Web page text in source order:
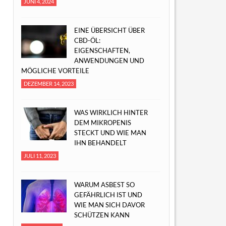
EINE ÜBERSICHT ÜBER
CBD-ÖL:
EIGENSCHAFTEN,
ANWENDUNGEN UND
MÖGLICHE VORTEILE
DEZEMBER 14, 2023
WAS WIRKLICH HINTER
DEM MIKROPENIS
STECKT UND WIE MAN
IHN BEHANDELT
JULI 11, 2023
WARUM ASBEST SO
GEFÄHRLICH IST UND
WIE MAN SICH DAVOR
SCHÜTZEN KANN